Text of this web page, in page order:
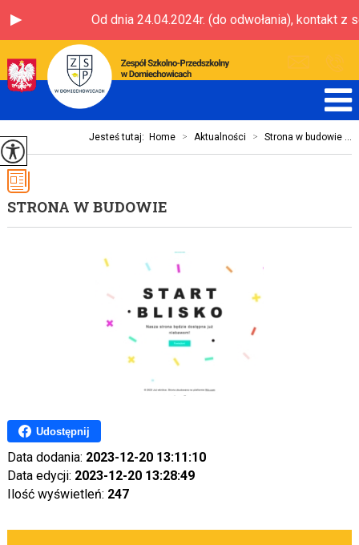
Od dnia 24.04.2024r. (do odwołania), kontakt z
Jesteś tutaj: Home > Aktualności > Strona w budowie ...
STRONA W BUDOWIE
Udostępnij
Data dodania: 2023-12-20 13:11:10
Data edycji: 2023-12-20 13:28:49
Ilość wyświetleń: 247